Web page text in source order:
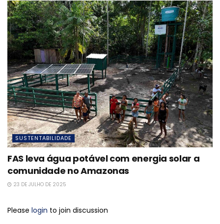
SUSTENTABILIDADE
FAS leva água potável com energia solar a
comunidade no Amazonas
23 DE JULHO DE 2025
Please login to join discussion